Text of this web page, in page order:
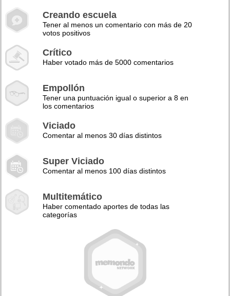
Creando escuela
Tener al menos un comentario con más de 20
votos positivos
Crítico
Haber votado más de 5000 comentarios
Empollón
Tener una puntuación igual o superior a 8 en
los comentarios
Viciado
Comentar al menos 30 días distintos
Super Viciado
Comentar al menos 100 días distintos
Multitemático
Haber comentado aportes de todas las
categorías